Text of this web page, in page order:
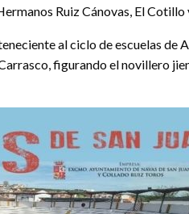
Ruiz Cánovas, El
al ciclo de escuelas de
figurando el novillero